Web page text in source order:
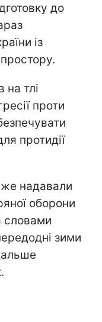
до
із
на тлі
проти
протидії
надавали
оборони
словами
зими